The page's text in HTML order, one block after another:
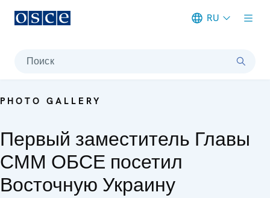
RU
Поиск
PHOTO GALLERY
Первый заместитель Главы
СММ ОБСЕ посетил
Восточную Украину